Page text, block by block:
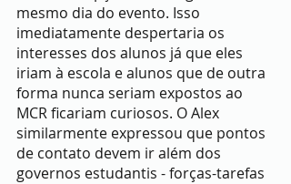
mesmo dia do evento. Isso
imediatamente despertaria os
interesses dos alunos já que eles
iriam à escola e alunos que de outra
forma nunca seriam expostos ao
MCR ficariam curiosos. O Alex
similarmente expressou que pontos
de contato devem ir além dos
governos estudantis - forças-tarefas